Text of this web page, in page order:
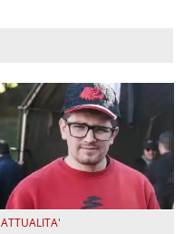
ATTUALITA'